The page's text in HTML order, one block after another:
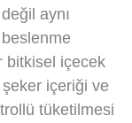
aynı
bitkisel içecek
içeriği ve
tüketilmesi